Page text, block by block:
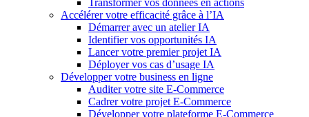
Accélérer votre efficacité grâce à l’IA
Démarrer avec un atelier IA
Identifier vos opportunités IA
Lancer votre premier projet IA
Déployer vos cas d’usage IA
Développer votre business en ligne
Auditer votre site E-Commerce
Cadrer votre projet E-Commerce
Développer votre plateforme E-Commerce